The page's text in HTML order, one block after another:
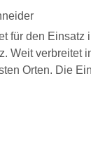
für den Einsatz
Weit verbreitet
Orten. Die